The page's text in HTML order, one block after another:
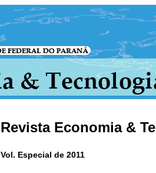
Revista Economia &
Vol. Especial de 2011